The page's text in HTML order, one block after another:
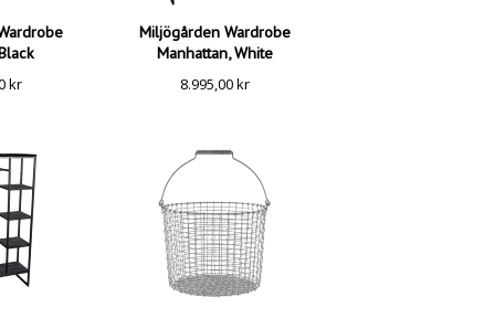
kr
Miljögården Wardrobe
Manhattan, White
8.995,00kr